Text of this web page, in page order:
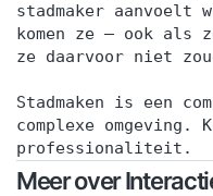
stadmaker
komen ze — ook als
ze daarvoor niet
Stadmaken is een
complexe omgeving.
professionaliteit.
Meer over